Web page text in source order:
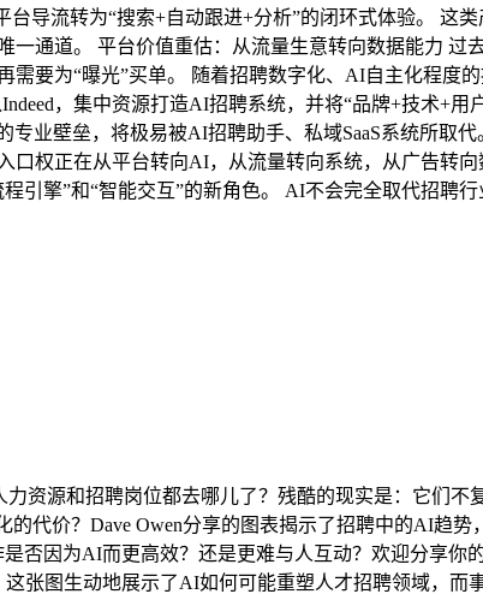
台导流转为“搜索+自动跟进+分析”的闭环式体验。 这
通道。 平台价值重估：从流量生意转向数据能力 过
要为“曝光”买单。 随着招聘数字化、AI自主化程度
，集中资源打造AI招聘系统，并将“品牌+技术+
业壁垒，将极易被AI招聘助手、私域SaaS系统所取
权正在从平台转向AI，从流量转向系统，从广告转
引擎”和“智能交互”的新角色。 AI不会完全取代招聘
力资源和招聘岗位都去哪儿了？残酷的现实是：它们不
代价？Dave Owen分享的图表揭示了招聘中的AI趋势
否因为AI而更高效？还是更难与人互动？欢迎分享你
张图生动地展示了AI如何可能重塑人才招聘领域，而